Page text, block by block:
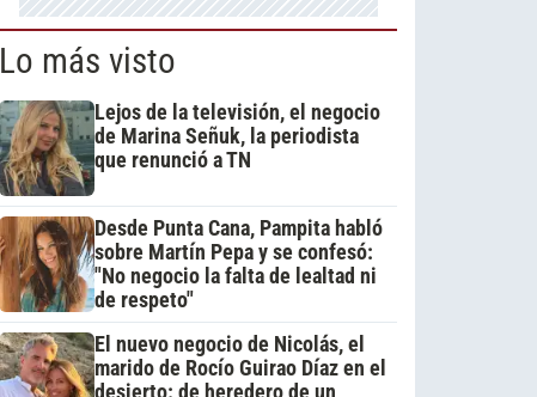
Lo más visto
Lejos de la televisión, el negocio
de Marina Señuk, la periodista
que renunció a TN
Desde Punta Cana, Pampita habló
sobre Martín Pepa y se confesó:
"No negocio la falta de lealtad ni
de respeto"
El nuevo negocio de Nicolás, el
marido de Rocío Guirao Díaz en el
desierto: de heredero de un